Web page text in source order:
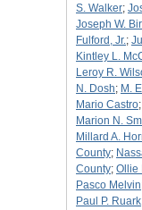
S. Walker;
Joseph W.
Fulford, Jr.;
Kintley L.
Leroy R.
N. Dosh; M.
Mario Castro;
Marion N.
Millard A.
County;
County; Ollie
Pasco Melvin
Paul P. Ruark